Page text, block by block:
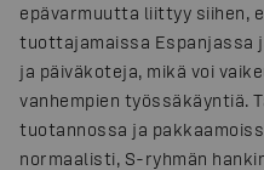
epävarmuutta liittyy siihen,
tuottajamaissa Espanjassa
ja päiväkoteja, mikä voi
vanhempien työssäkäyntiä.
tuotannossa ja
normaalisti, S-ryhmän